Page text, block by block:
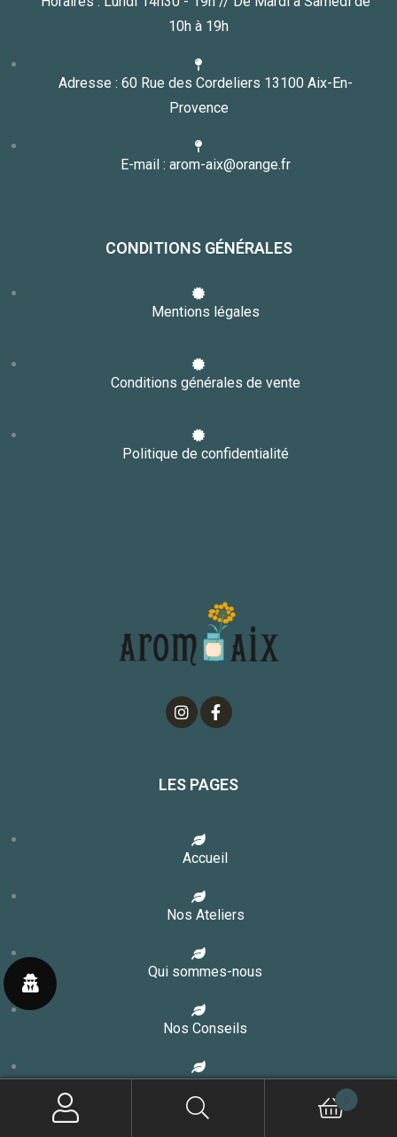
10h à 19h
Adresse : 60 Rue des Cordeliers 13100 Aix-En-
Provence
E-mail : arom-aix@orange.fr
CONDITIONS GÉNÉRALES
Mentions légales
Conditions générales de vente
Politique de confidentialité
LES PAGES
Accueil
Nos Ateliers
Qui sommes-nous
Nos Conseils
Contact